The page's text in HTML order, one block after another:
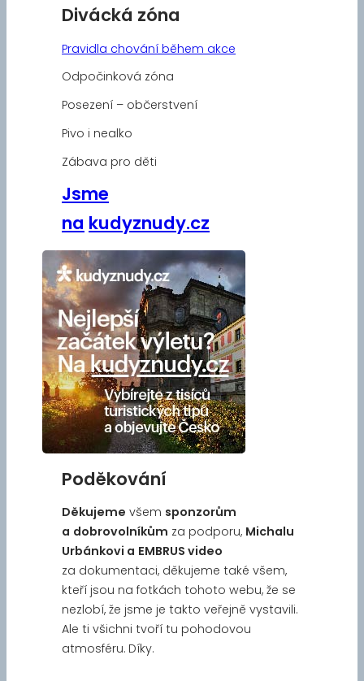
Divácká zóna
Pravidla chování během akce
Odpočinková zóna
Posezení – občerstvení
Pivo i nealko
Zábava pro děti
Jsme
na kudyznudy.cz
Poděkování
Děkujeme všem sponzorům
a dobrovolníkům za podporu, Michalu
Urbánkovi a EMBRUS video
za dokumentaci, děkujeme také všem,
kteří jsou na fotkách tohoto webu, že se
nezlobí, že jsme je takto veřejně vystavili.
Ale ti všichni tvoří tu pohodovou
atmosféru. Díky.